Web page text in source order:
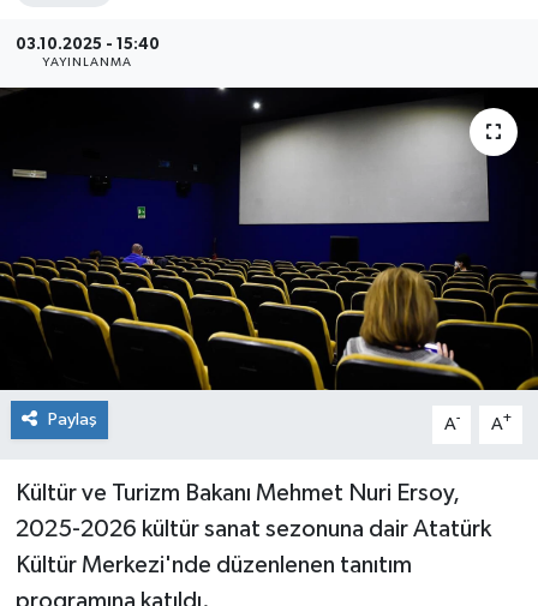
03.10.2025 - 15:40
YAYINLANMA
Paylaş A- A+
Kültür ve Turizm Bakanı Mehmet Nuri Ersoy,
2025-2026 kültür sanat sezonuna dair Atatürk
Kültür Merkezi'nde düzenlenen tanıtım
programına katıldı.
Sağlık
Türkiye